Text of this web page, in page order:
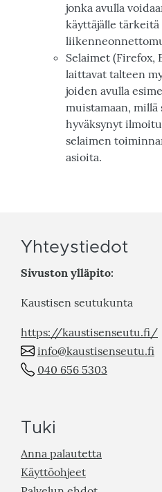
jonka avulla
käyttäjälle
Selaimet (Firefox,
laittavat talteen
joiden avulla
muistamaan,
hyväksynyt
selaimen
asioita.
Yhteystiedot
Sivuston ylläpito:
Kaustisen seutukunta
https://kaustisenseutu.fi/
info@kaustisenseutu.fi
040 656 5303
Tuki
Anna palautetta
Käyttöohjeet